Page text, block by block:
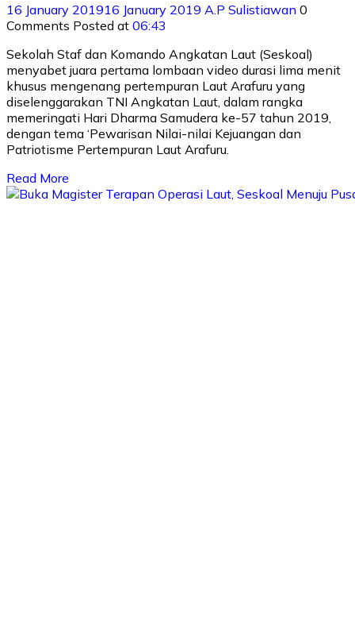
16 January 201916 January 2019 A.P Sulistiawan 0
Comments Posted at 06:43
Sekolah Staf dan Komando Angkatan Laut (Seskoal)
menyabet juara pertama lombaan video durasi lima menit
khusus mengenang pertempuran Laut Arafuru yang
diselenggarakan TNI Angkatan Laut, dalam rangka
memeringati Hari Dharma Samudera ke-57 tahun 2019,
dengan tema ‘Pewarisan Nilai-nilai Kejuangan dan
Patriotisme Pertempuran Laut Arafuru.
Read More